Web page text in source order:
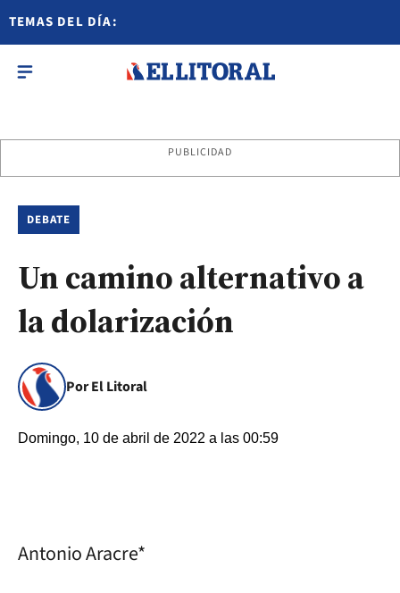
TEMAS DEL DÍA:
PUBLICIDAD
DEBATE
Un camino alternativo a
la dolarización
Por El Litoral
Domingo, 10 de abril de 2022 a las 00:59
Antonio Aracre*